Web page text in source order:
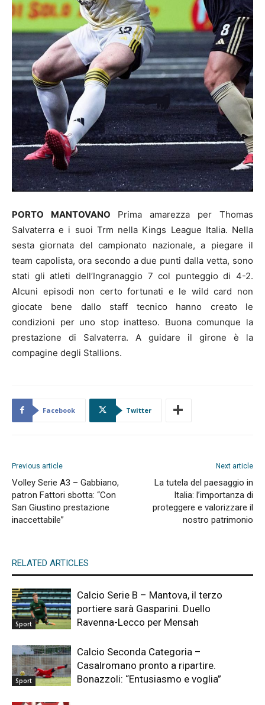
PORTO MANTOVANO Prima amarezza per Thomas
Salvaterra e i suoi Trm nella Kings League Italia. Nella
sesta giornata del campionato nazionale, a piegare il
team capolista, ora secondo a due punti dalla vetta, sono
stati gli atleti dell’Ingranaggio 7 col punteggio di 4-2.
Alcuni episodi non certo fortunati e le wild card non
giocate bene dallo staff tecnico hanno creato le
condizioni per uno stop inatteso. Buona comunque la
prestazione di Salvaterra. A guidare il girone è la
compagine degli Stallions.
Facebook Twitter
Previous article
Volley Serie A3 – Gabbiano,
patron Fattori sbotta: “Con
San Giustino prestazione
inaccettabile”
Next article
La tutela del paesaggio in
Italia: l’importanza di
proteggere e valorizzare il
nostro patrimonio
RELATED ARTICLES
Sport
Calcio Serie B – Mantova, il terzo
portiere sarà Gasparini. Duello
Ravenna-Lecco per Mensah
Sport
Calcio Seconda Categoria –
Casalromano pronto a ripartire.
Bonazzoli: “Entusiasmo e voglia”